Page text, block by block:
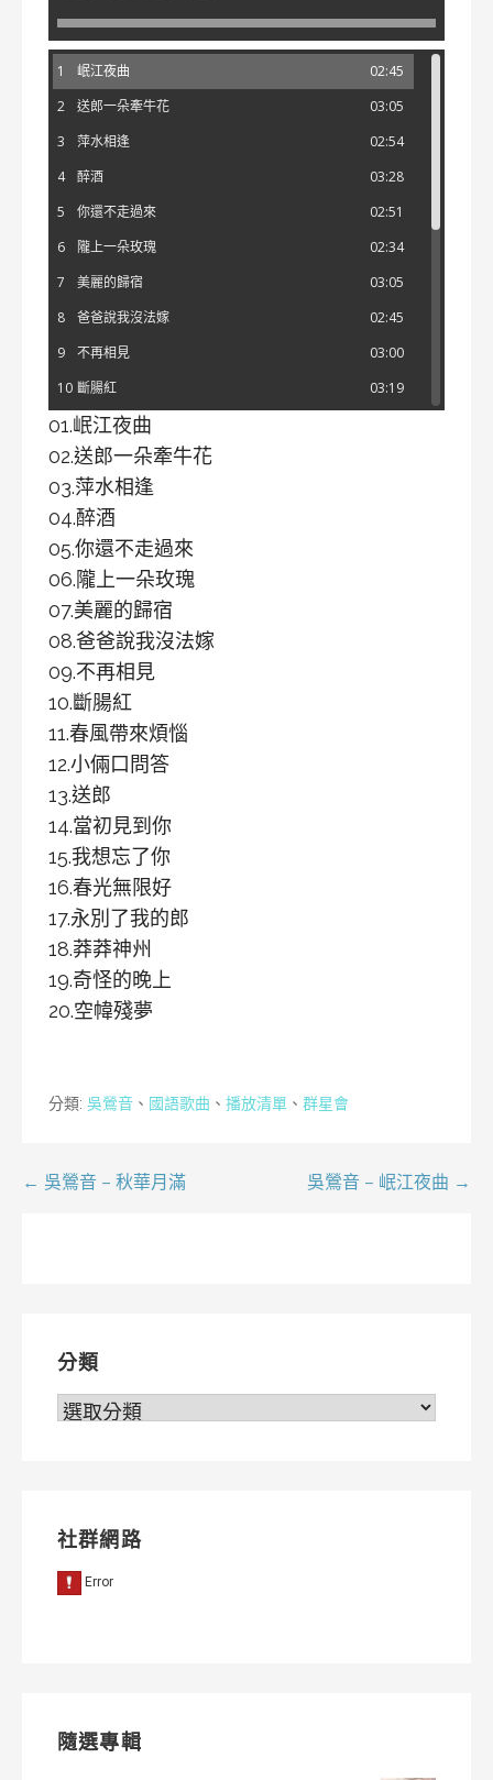
1 02:45
岷江夜曲
2
03:05
送郎一朵牽牛花
3
02:54
萍水相逢
4
03:28
醉酒
5
02:51
你還不走過來
6
02:34
隴上一朵玫瑰
7
03:05
美麗的歸宿
8
02:45
爸爸說我沒法嫁
9
03:00
不再相見
10
03:19
斷腸紅
11
春風帶來煩惱
12 小倆口問答
13 送郎
14 當初見到你
15 我想忘了你
春光無限好
17 永別了我的郎
18 莽莽神州
19 奇怪的晚上
20 空幃殘夢
01.岷江夜曲
02.送郎一朵牽牛花
03.萍水相逢
04.醉酒
05.你還不走過來
06.隴上一朵玫瑰
07.美麗的歸宿
08.爸爸說我沒法嫁
09.不再相見
10.斷腸紅
11.春風帶來煩惱
12.小倆口問答
13.送郎
14.當初見到你
15.我想忘了你
16.春光無限好
17.永別了我的郎
18.莽莽神州
19.奇怪的晚上
20.空幃殘夢
分類: 吳鶯音 、 國語歌曲 、 播放清單 、 群星會
文← 吳鶯音 – 秋華月滿 吳鶯音 – 岷江夜曲 →
分類
分
社群網路
隨選專輯